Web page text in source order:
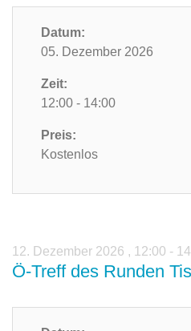
Datum:
05. Dezember 2026
Zeit:
12:00 - 14:00
Preis:
Kostenlos
12. Dezember 2026 , 12:00 -
Ö-Treff des Runden